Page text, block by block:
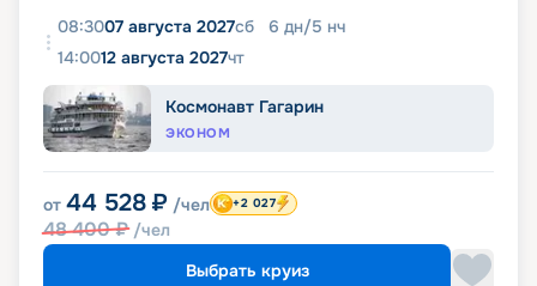
08:3007 августа 2027сб 6 дн/5 нч
14:0012 августа 2027чт
Космонавт Гагарин
ЭКОНОМ
от 44 528 ₽ /чел
48 400₽ /чел
+2 027
Выбрать круиз